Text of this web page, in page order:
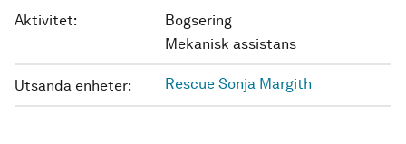
Aktivitet:
Bogsering
Mekanisk assistans
Utsända enheter: Rescue Sonja Margith